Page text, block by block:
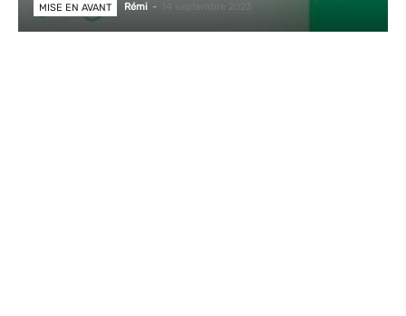
MISE EN AVANT Rémi - 14 septembre 2023